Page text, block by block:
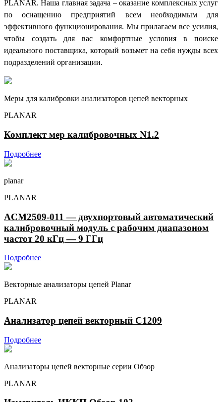
PLANAR. Наша главная задача – оказание комплексных услуг
по оснащению предприятий всем необходимым для
эффективного функционирования. Мы прилагаем все усилия,
чтобы создать для вас комфортные условия в поиске
идеального поставщика, который возьмет на себя нужды всех
подразделений организации.
Меры для калибровки анализаторов цепей векторных
PLANAR
Комплект мер калибровочных N1.2
Подробнее
planar
PLANAR
ACM2509-011 — двухпортовый автоматический
калибровочный модуль с рабочим диапазоном
частот 20 кГц — 9 ГГц
Подробнее
Векторные анализаторы цепей Planar
PLANAR
Анализатор цепей векторный C1209
Подробнее
Анализаторы цепей векторные серии Обзор
PLANAR